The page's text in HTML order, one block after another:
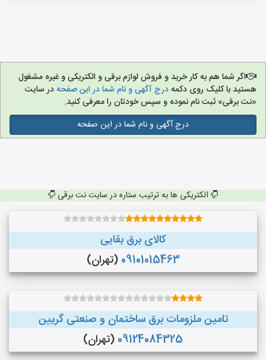
اگر شما هم به کار خرید و فروش لوازم برقی و الکتریکی و غیره مشغول
هستید با کلیک روی دکمهدرج آگهی و نام شما در این صفحهدر سایت
«نت برقی» ثبت نام نموده و سپس خودتان را معرفی کنید.
درج آگهی و نام شما در این صفحه
الکتریکی ها به ترتیب ستاره در سایت نت برقی
کالای برق بقایی
09101015463 (تهران)
تامین ملزومات برق ساختمان و صنعتی گریین
09124084325 (تهران)